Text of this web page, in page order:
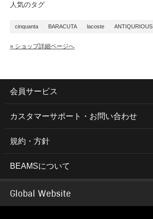
人気のタグ
cinquanta BARACUTA lacoste ANTIQURIOUS
» ショップ詳細ページへ
会員サービス
カスタマーサポート・お問い合わせ
規約・方針
BEAMSについて
Global Website